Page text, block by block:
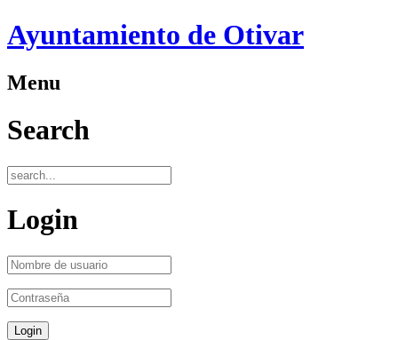
Ayuntamiento de Otivar
Menu
Search
Login